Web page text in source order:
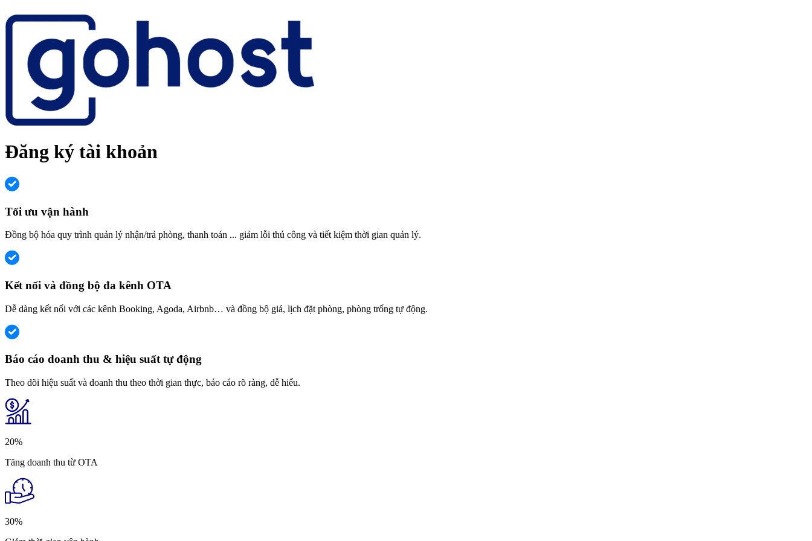
Đăng ký tài khoản
Tối ưu vận hành
Đồng bộ hóa quy trình quản lý nhận/trả phòng, thanh toán ... giảm lỗi thủ công và tiết kiệm thời gian quản lý.
Kết nối và đồng bộ đa kênh OTA
Dễ dàng kết nối với các kênh Booking, Agoda, Airbnb… và đồng bộ giá, lịch đặt phòng, phòng trống tự động.
Báo cáo doanh thu & hiệu suất tự động
Theo dõi hiệu suất và doanh thu theo thời gian thực, báo cáo rõ ràng, dễ hiểu.
20%
Tăng doanh thu từ OTA
30%